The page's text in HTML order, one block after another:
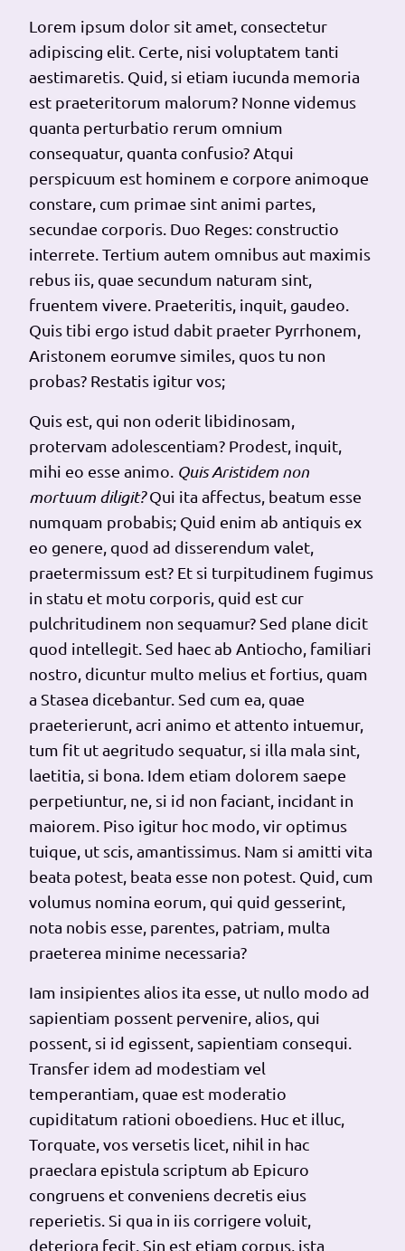
Lorem ipsum dolor sit amet, consectetur
adipiscing elit. Certe, nisi voluptatem tanti
aestimaretis. Quid, si etiam iucunda memoria
est praeteritorum malorum? Nonne videmus
quanta perturbatio rerum omnium
consequatur, quanta confusio? Atqui
perspicuum est hominem e corpore animoque
constare, cum primae sint animi partes,
secundae corporis. Duo Reges: constructio
interrete. Tertium autem omnibus aut maximis
rebus iis, quae secundum naturam sint,
fruentem vivere. Praeteritis, inquit, gaudeo.
Quis tibi ergo istud dabit praeter Pyrrhonem,
Aristonem eorumve similes, quos tu non
probas? Restatis igitur vos;
Quis est, qui non oderit libidinosam,
protervam adolescentiam? Prodest, inquit,
mihi eo esse animo. Quis Aristidem non
mortuum diligit? Qui ita affectus, beatum esse
numquam probabis; Quid enim ab antiquis ex
eo genere, quod ad disserendum valet,
praetermissum est? Et si turpitudinem fugimus
in statu et motu corporis, quid est cur
pulchritudinem non sequamur? Sed plane dicit
quod intellegit. Sed haec ab Antiocho, familiari
nostro, dicuntur multo melius et fortius, quam
a Stasea dicebantur. Sed cum ea, quae
praeterierunt, acri animo et attento intuemur,
tum fit ut aegritudo sequatur, si illa mala sint,
laetitia, si bona. Idem etiam dolorem saepe
perpetiuntur, ne, si id non faciant, incidant in
maiorem. Piso igitur hoc modo, vir optimus
tuique, ut scis, amantissimus. Nam si amitti vita
beata potest, beata esse non potest. Quid, cum
volumus nomina eorum, qui quid gesserint,
nota nobis esse, parentes, patriam, multa
praeterea minime necessaria?
Iam insipientes alios ita esse, ut nullo modo ad
sapientiam possent pervenire, alios, qui
possent, si id egissent, sapientiam consequi.
Transfer idem ad modestiam vel
temperantiam, quae est moderatio
cupiditatum rationi oboediens. Huc et illuc,
Torquate, vos versetis licet, nihil in hac
praeclara epistula scriptum ab Epicuro
congruens et conveniens decretis eius
reperietis. Si qua in iis corrigere voluit,
deteriora fecit. Sin est etiam corpus, ista